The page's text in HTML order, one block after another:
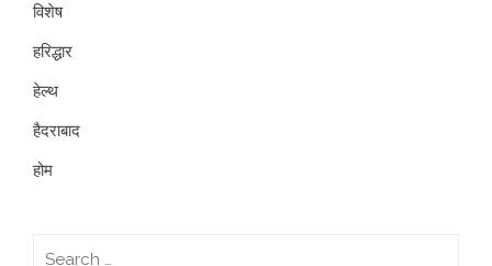
विशेष
हरिद्धार
हेल्थ
हैदराबाद
होम